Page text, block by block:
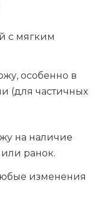
с мягким
особенно в
(для частичных
на наличие
ранок.
изменения